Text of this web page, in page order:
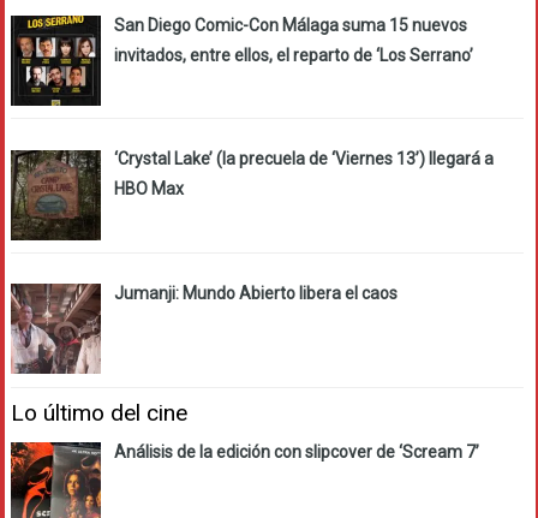
San Diego Comic-Con Málaga suma 15 nuevos
invitados, entre ellos, el reparto de ‘Los Serrano’
‘Crystal Lake’ (la precuela de ‘Viernes 13’) llegará a
HBO Max
Jumanji: Mundo Abierto libera el caos
Lo último del cine
Análisis de la edición con slipcover de ‘Scream 7’